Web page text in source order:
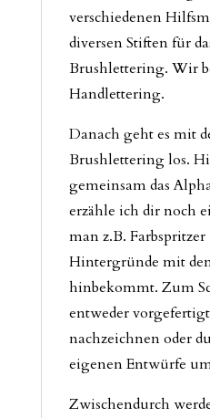
verschiedenen
diversen Stiften für
Brushlettering. Wir
Handlettering.
Danach geht es mit
Brushlettering los.
gemeinsam das
erzähle ich dir noch
man z.B.
Hintergründe mit
hinbekommt. Zum
entweder
nachzeichnen oder
eigenen Entwürfe
Zwischendurch